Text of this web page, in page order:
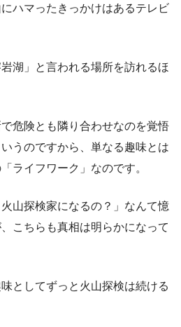
ハマったきっかけはあるテレビ
湖」と言われる場所を訪れるほ
危険とも隣り合わせなのを覚悟
うのですから、単なる趣味とは
ライフワーク」なのです。
山探検家になるの？」なんて憶
こちらも真相は明らかになって
としてずっと火山探検は続ける